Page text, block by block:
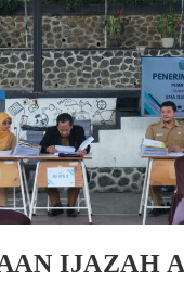
IJAZAH